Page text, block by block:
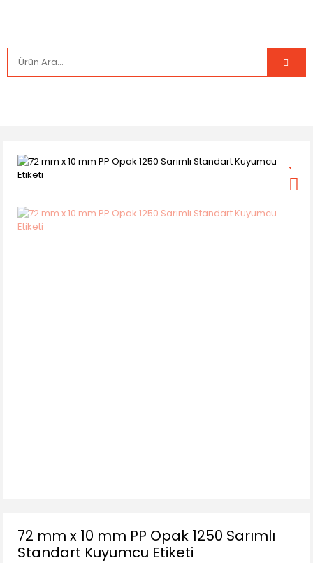
72 mm x 10 mm PP Opak 1250 Sarımlı
Standart Kuyumcu Etiketi